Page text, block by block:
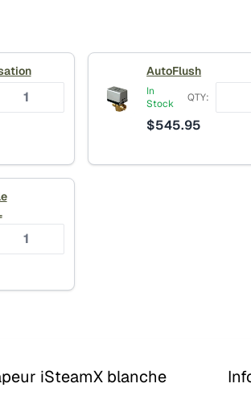
AutoFlush
In
Stock
QTY:
$545.95
iSteamX blanche